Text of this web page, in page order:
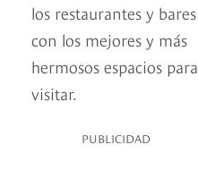
los restaurantes y bares
con los mejores y más
hermosos espacios para
visitar.
PUBLICIDAD